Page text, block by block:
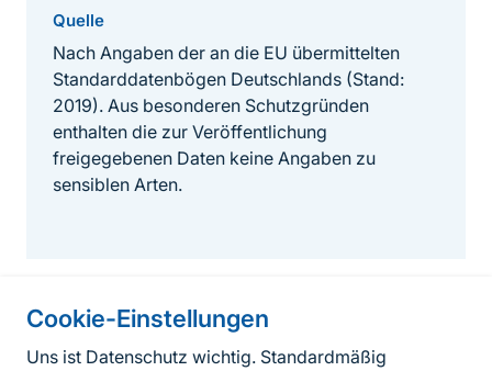
Cookie-Einstellungen
Uns ist Datenschutz wichtig. Standardmäßig
Quelle
Nach Angaben der an die EU übermittelten
Standarddatenbögen Deutschlands (Stand:
2019). Aus besonderen Schutzgründen
enthalten die zur Veröffentlichung
freigegebenen Daten keine Angaben zu
sensiblen Arten.
Informationen zur Seite